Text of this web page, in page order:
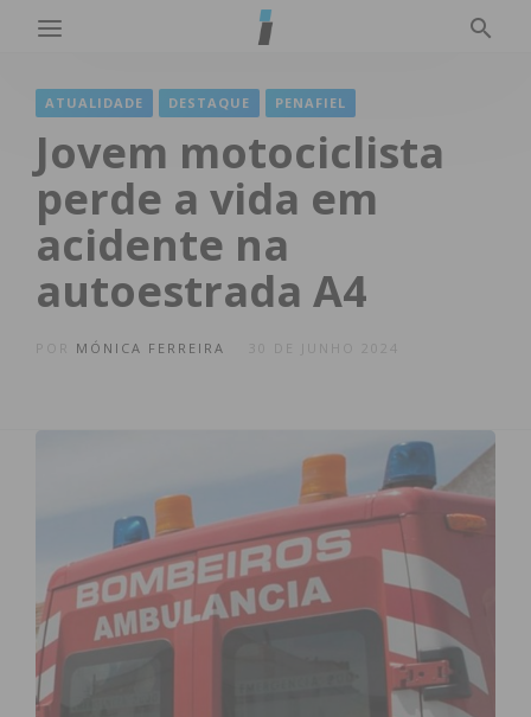
ATUALIDADE DESTAQUE PENAFIEL
Jovem motociclista
perde a vida em
acidente na
autoestrada A4
MÓNICA FERREIRA 30 DE JUNHO 2024